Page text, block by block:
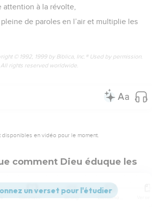
attention à la révolte,
de paroles en l’air et multiplie les
© 1992, 1999 by Biblica, Inc.® Used by permission.
All rights reserved worldwide.
en vidéo pour le moment.
comment Dieu éduque les
ces termes :
Commentaires Strong